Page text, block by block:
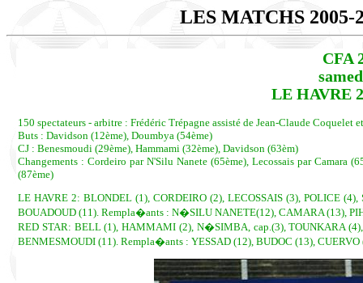
LES MATCHS
CFA
LE HAVRE
150 spectateurs - arbitre : Frédéric Trépagne assisté de Jean-Claude
Buts : Davidson (12ème), Doumbya (54ème)
CJ : Benesmoudi (29ème), Hammami (32ème), Davidson (63èm)
Changements : Cordeiro par N'Silu Nanete (65ème), Lecossais par Camara
(87ème)
LE HAVRE 2: BLONDEL (1), CORDEIRO (2), LECOSSAIS (3), POLICE
BOUADOUD (11). Rempla�ants : N�SILU NANETE(12), CAMARA (13),
RED STAR: BELL (1), HAMMAMI (2), N�SIMBA, cap.(3), TOUNKARA
BENMESMOUDI (11). Rempla�ants : YESSAD (12), BUDOC (13),